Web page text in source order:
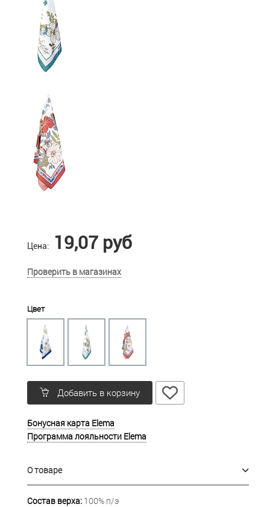
Цена: 19,07 руб
Проверить в магазинах
Цвет
Добавить в корзину
Бонусная карта Elema
Программа лояльности Elema
О товаре
Состав верха: 100% п/э